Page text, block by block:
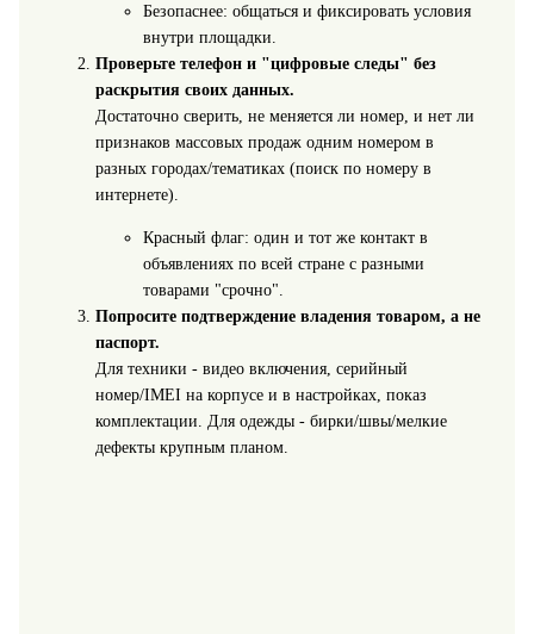
Безопаснее: общаться и фиксировать условия
внутри площадки.
Проверьте телефон и "цифровые следы" без
раскрытия своих данных.
Достаточно сверить, не меняется ли номер, и нет ли
признаков массовых продаж одним номером в
разных городах/тематиках (поиск по номеру в
интернете).
Красный флаг: один и тот же контакт в
объявлениях по всей стране с разными
товарами "срочно".
Попросите подтверждение владения товаром, а не
паспорт.
Для техники - видео включения, серийный
номер/IMEI на корпусе и в настройках, показ
комплектации. Для одежды - бирки/швы/мелкие
дефекты крупным планом.